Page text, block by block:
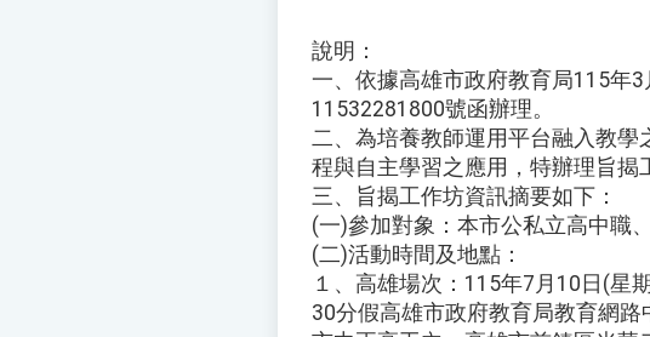
說明：
一、依據高雄市政府教育局115年
11532281800號函辦理。
二、為培養教師運用平台融入教學
程與自主學習之應用，特辦理旨揭
三、旨揭工作坊資訊摘要如下：
(一)參加對象：本市公私立高中職
(二)活動時間及地點：
１、高雄場次：115年7月10日(星
30分假高雄市政府教育局教育網